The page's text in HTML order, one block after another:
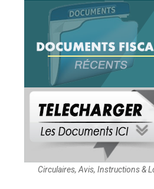
Circulaires, Avis, Instructions &